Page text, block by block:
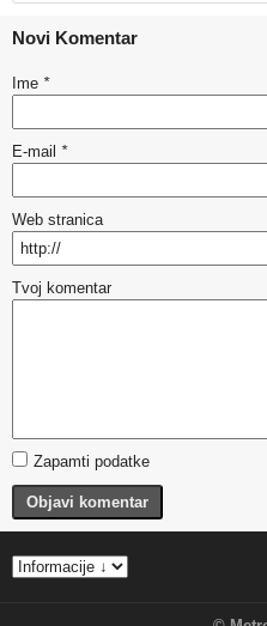
Novi Komentar
Ime *
E-mail *
Web stranica
Tvoj komentar
Zapamti podatke
Objavi komentar